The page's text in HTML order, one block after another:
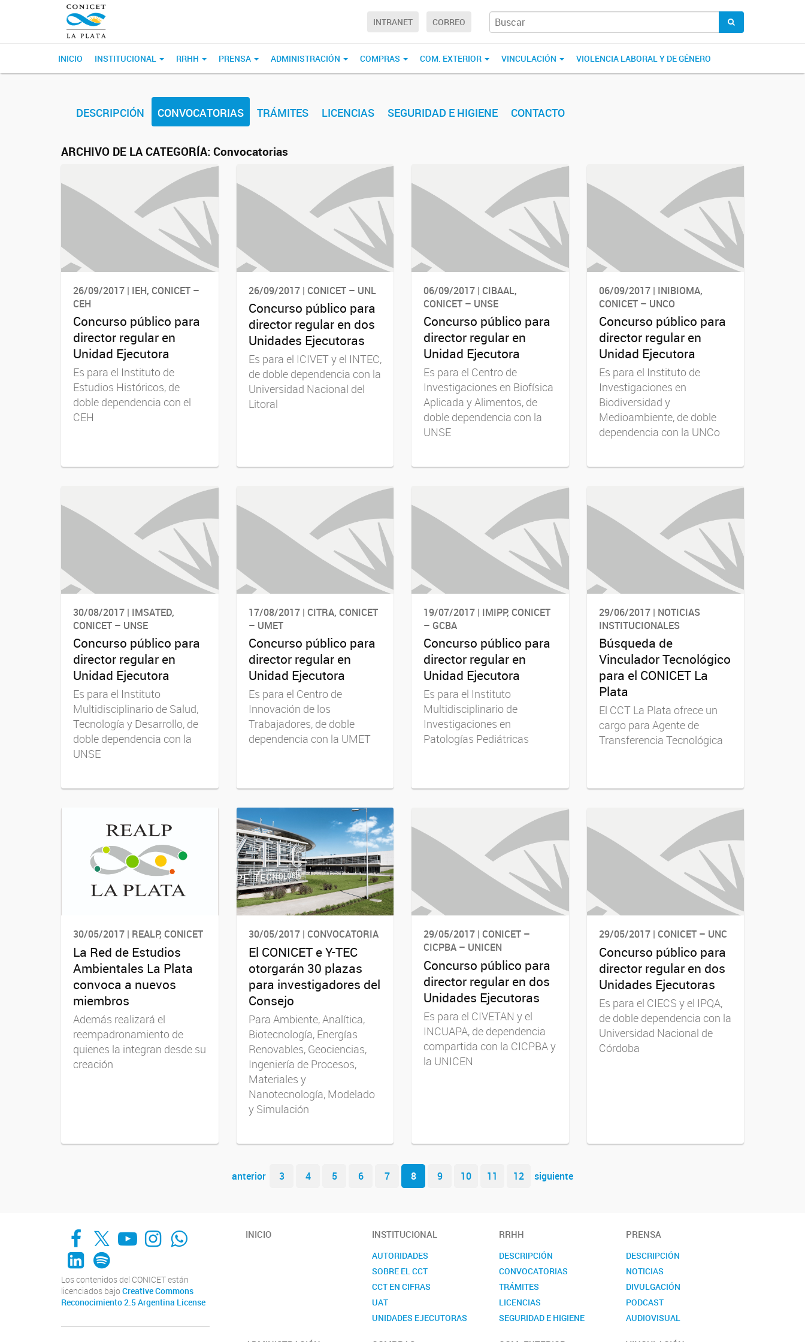
INTRANET CORREO
INICIO INSTITUCIONAL RRHH PRENSA ADMINISTRACIÓN COMPRAS COM. EXTERIOR VINCULACIÓN VIOLENCIA LABORAL Y DE GÉNERO
DESCRIPCIÓN CONVOCATORIAS TRÁMITES LICENCIAS SEGURIDAD E HIGIENE CONTACTO
ARCHIVO DE LA CATEGORÍA: Convocatorias
26/09/2017 | IEH, CONICET –
CEH
Concurso público para
director regular en
Unidad Ejecutora
Es para el Instituto de
Estudios Históricos, de
doble dependencia con el
CEH
26/09/2017 | CONICET – UNL
Concurso público para
director regular en dos
Unidades Ejecutoras
Es para el ICIVET y el INTEC,
de doble dependencia con la
Universidad Nacional del
Litoral
06/09/2017 | CIBAAL,
CONICET – UNSE
Concurso público para
director regular en
Unidad Ejecutora
Es para el Centro de
Investigaciones en Biofísica
Aplicada y Alimentos, de
doble dependencia con la
UNSE
06/09/2017 | INIBIOMA,
CONICET – UNCO
Concurso público para
director regular en
Unidad Ejecutora
Es para el Instituto de
Investigaciones en
Biodiversidad y
Medioambiente, de doble
dependencia con la UNCo
30/08/2017 | IMSATED,
CONICET – UNSE
Concurso público para
director regular en
Unidad Ejecutora
Es para el Instituto
Multidisciplinario de Salud,
Tecnología y Desarrollo, de
doble dependencia con la
UNSE
17/08/2017 | CITRA, CONICET
– UMET
Concurso público para
director regular en
Unidad Ejecutora
Es para el Centro de
Innovación de los
Trabajadores, de doble
dependencia con la UMET
19/07/2017 | IMIPP, CONICET
– GCBA
Concurso público para
director regular en
Unidad Ejecutora
Es para el Instituto
Multidisciplinario de
Investigaciones en
Patologías Pediátricas
29/06/2017 | NOTICIAS
INSTITUCIONALES
Búsqueda de
Vinculador Tecnológico
para el CONICET La
Plata
El CCT La Plata ofrece un
cargo para Agente de
Transferencia Tecnológica
30/05/2017 | REALP, CONICET
La Red de Estudios
Ambientales La Plata
convoca a nuevos
miembros
Además realizará el
reempadronamiento de
quienes la integran desde su
creación
30/05/2017 | CONVOCATORIA
El CONICET e Y-TEC
otorgarán 30 plazas
para investigadores del
Consejo
Para Ambiente, Analítica,
Biotecnología, Energías
Renovables, Geociencias,
Ingeniería de Procesos,
Materiales y
Nanotecnología, Modelado
y Simulación
29/05/2017 | CONICET –
CICPBA – UNICEN
Concurso público para
director regular en dos
Unidades Ejecutoras
Es para el CIVETAN y el
INCUAPA, de dependencia
compartida con la CICPBA y
la UNICEN
29/05/2017 | CONICET – UNC
Concurso público para
director regular en dos
Unidades Ejecutoras
Es para el CIECS y el IPQA,
de doble dependencia con la
Universidad Nacional de
Córdoba
Navegador de artículos
anterior 3 4 5 6 7 8 9 10 11 12 siguiente
Facebook
X YouTube
Instagram
Whats App
LinkedIn
Spotify
Los contenidos del CONICET están
licenciados bajo Creative Commons
Reconocimiento 2.5 Argentina License
INICIO INSTITUCIONAL
AUTORIDADES
SOBRE EL CCT
CCT EN CIFRAS
UAT
UNIDADES EJECUTORAS
RRHH
DESCRIPCIÓN
CONVOCATORIAS
TRÁMITES
LICENCIAS
SEGURIDAD E HIGIENE
PRENSA
DESCRIPCIÓN
NOTICIAS
DIVULGACIÓN
PODCAST
AUDIOVISUAL